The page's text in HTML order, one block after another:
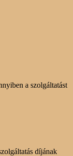
a szolgáltatást
díjának